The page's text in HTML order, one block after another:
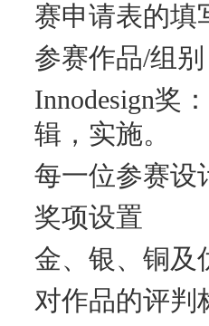
赛申请表的填
参赛作品/组别
Innodesign奖
辑，实施。
每一位参赛设
奖项设置
金、银、铜及
对作品的评判